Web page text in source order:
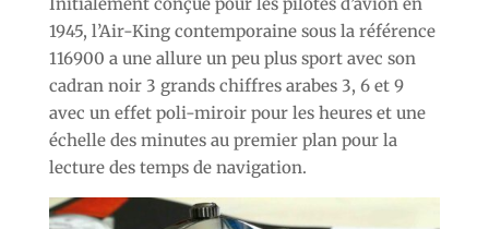
1945, l’Air-King contemporaine sous la référence
116900 a une allure un peu plus sport avec son
cadran noir 3 grands chiffres arabes 3, 6 et 9
avec un effet poli-miroir pour les heures et une
échelle des minutes au premier plan pour la
lecture des temps de navigation.